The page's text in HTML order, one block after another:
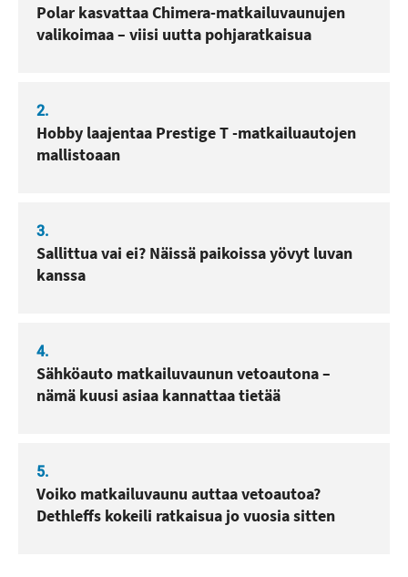
Polar kasvattaa Chimera-matkailuvaunujen
valikoimaa – viisi uutta pohjaratkaisua
2.
Hobby laajentaa Prestige T -matkailuautojen
mallistoaan
3.
Sallittua vai ei? Näissä paikoissa yövyt luvan
kanssa
4.
Sähköauto matkailuvaunun vetoautona –
nämä kuusi asiaa kannattaa tietää
5.
Voiko matkailuvaunu auttaa vetoautoa?
Dethleffs kokeili ratkaisua jo vuosia sitten